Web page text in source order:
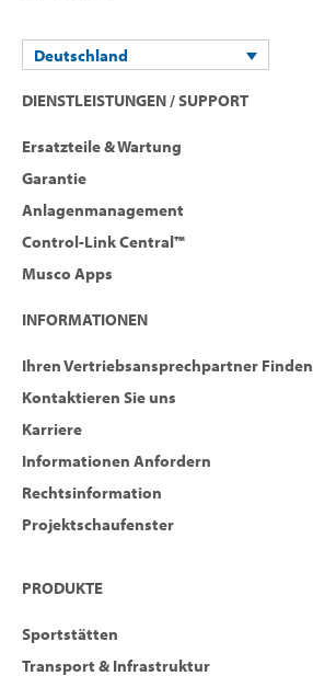
Deutschland
DIENSTLEISTUNGEN / SUPPORT
Ersatzteile & Wartung
Garantie
Anlagenmanagement
Control-Link Central™
Musco Apps
INFORMATIONEN
Ihren Vertriebsansprechpartner Finden
Kontaktieren Sie uns
Karriere
Informationen Anfordern
Rechtsinformation
Projektschaufenster
PRODUKTE
Sportstätten
Transport & Infrastruktur